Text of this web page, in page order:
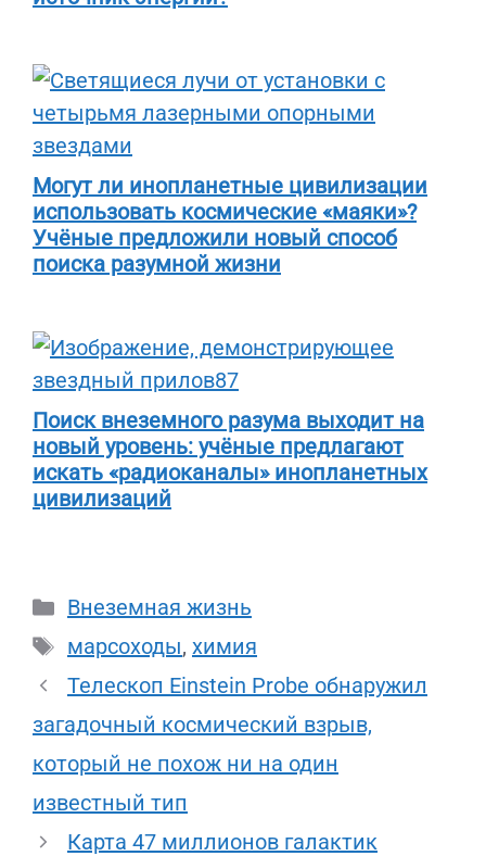
Могут ли инопланетные цивилизации
использовать космические «маяки»?
Учёные предложили новый способ
поиска разумной жизни
Поиск внеземного разума выходит на
новый уровень: учёные предлагают
искать «радиоканалы» инопланетных
цивилизаций
Рубрики
Внеземная жизнь
Метки
марсоходы, химия
Телескоп Einstein Probe обнаружил
загадочный космический взрыв,
который не похож ни на один
известный тип
Карта 47 миллионов галактик